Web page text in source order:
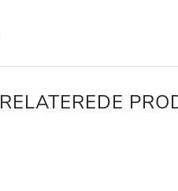
RELATEREDE